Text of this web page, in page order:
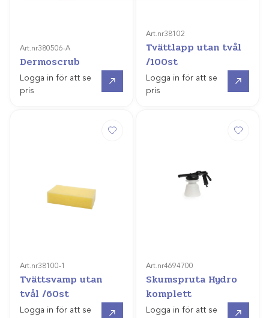
Art.nr380506-A
Dermoscrub
Logga in för att se
pris
Art.nr38102
Tvättlapp utan tvål
/100st
Logga in för att se
pris
Art.nr38100-1
Tvättsvamp utan
tvål /60st
Logga in för att se
Art.nr4694700
Skumspruta Hydro
komplett
Logga in för att se